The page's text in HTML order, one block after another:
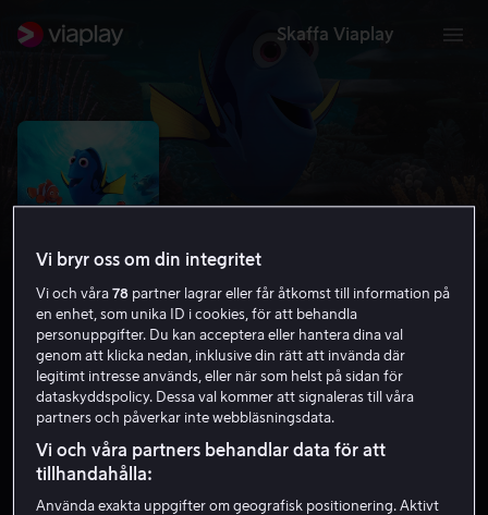
Skaffa Viaplay
Hitta Doris
7.2 Komedi Familjefilm 2016
7 år
HD
Vi bryr oss om din integritet
Vi och våra78 partner lagrar eller får åtkomst till information på
en enhet, som unika ID i cookies, för att behandla
personuppgifter. Du kan acceptera eller hantera dina val
genom att klicka nedan, inklusive din rätt att invända där
legitimt intresse används, eller när som helst på sidan för
dataskyddspolicy. Dessa val kommer att signaleras till våra
partners och påverkar inte webbläsningsdata.
Vi och våra partners behandlar data för att
tillhandahålla:
Använda exakta uppgifter om geografisk positionering. Aktivt